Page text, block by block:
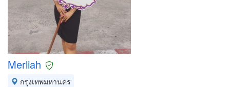
Merliah
กรุงเทพมหานคร